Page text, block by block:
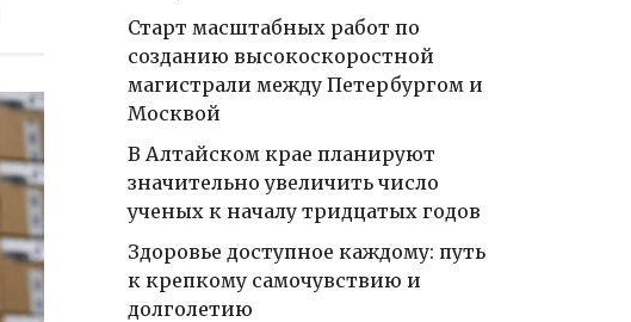
Старт масштабных работ по
созданию высокоскоростной
магистрали между Петербургом и
Москвой
В Алтайском крае планируют
значительно увеличить число
ученых к началу тридцатых годов
Здоровье доступное каждому: путь
к крепкому самочувствию и
долголетию